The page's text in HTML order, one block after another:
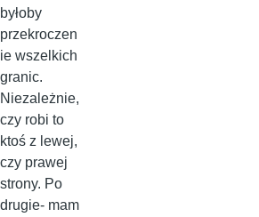
byłoby
przekroczen
ie wszelkich
granic.
Niezależnie,
czy robi to
ktoś z lewej,
czy prawej
strony. Po
drugie- mam